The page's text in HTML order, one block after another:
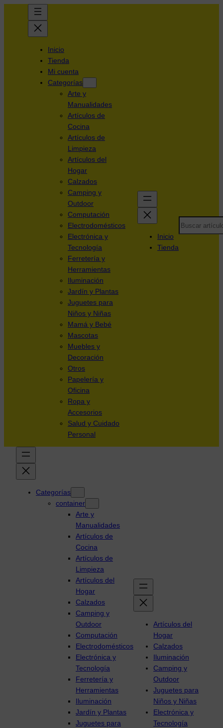
Inicio
Tienda
Mi cuenta
Categorías
Arte y
Manualidades
Artículos de
Cocina
Artículos de
Limpieza
Artículos del
Hogar
Calzados
Camping y
Outdoor
Computación
Electrodomésticos
Electrónica y
Tecnología
Ferretería y
Herramientas
Iluminación
Jardín y Plantas
Juguetes para
Niños y Niñas
Mamá y Bebé
Mascotas
Muebles y
Decoración
Otros
Papelería y
Oficina
Ropa y
Accesorios
Salud y Cuidado
Personal
Inicio
Tienda
Search
Categorías
container
Arte y
Manualidades
Artículos de
Cocina
Artículos de
Limpieza
Artículos del
Hogar
Calzados
Camping y
Outdoor
Computación
Electrodomésticos
Electrónica y
Tecnología
Ferretería y
Herramientas
Iluminación
Jardín y Plantas
Juguetes para
Artículos del
Hogar
Calzados
Iluminación
Camping y
Outdoor
Juguetes para
Niños y Niñas
Electrónica y
Tecnología